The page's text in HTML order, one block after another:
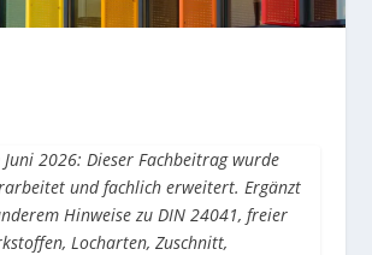
2026: Dieser Fachbeitrag wurde
und fachlich erweitert. Ergänzt
Hinweise zu DIN 24041, freier
Locharten, Zuschnitt,